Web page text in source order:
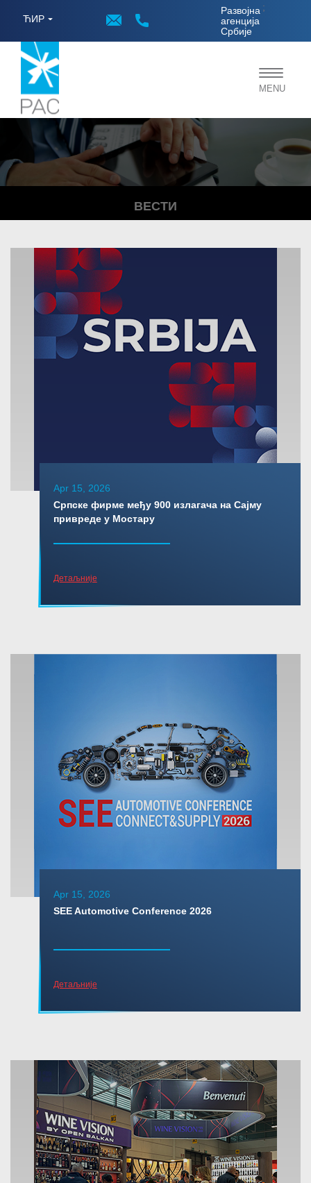
ЋИР
Развојна
агенција
Србије
;
Toggle
MENU
ВЕСТИ
Apr 15, 2026
Српске фирме међу 900 излагача на Сајму
привреде у Мостару
Детаљније
Apr 15, 2026
SEE Automotive Conference 2026
Детаљније